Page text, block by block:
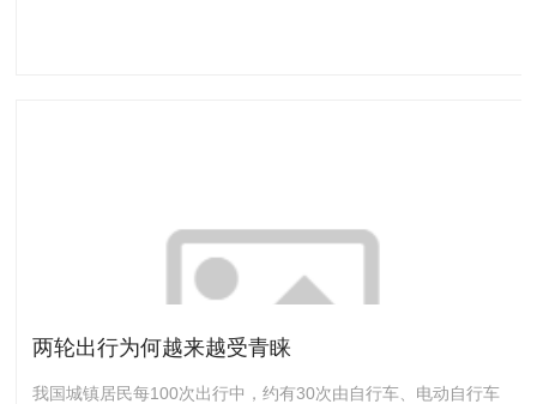
两轮出行为何越来越受青睐
我国城镇居民每100次出行中，约有30次由自行车、电动自行车